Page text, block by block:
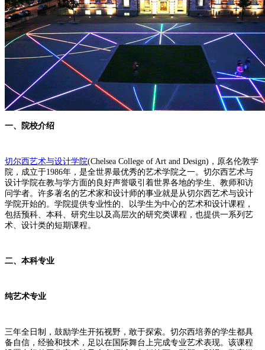
一、院校介绍
切尔西艺术与设计学院(Chelsea College of Art and Design)，原名伦敦学
院，成立于1986年，是全世界最优秀的艺术学院之一。切尔西艺术与
设计学院在教与学方面的良好声誉吸引着世界各地的学生、教师和访
问学者。许多著名的艺术家和设计师的事业就是从切尔西艺术与设计
学院开始的。学院提供专业性的、以学生为中心的艺术和设计课程，
包括预科、本科、研究生以及高层次的研究类课程，也提供一系列艺
术、设计类的短期课程。
二、本科专业
纯艺术专业
三年全日制，鼓励学生开拓视野，敢于探索。切尔西培养的学生都具
备自信，经验和技术，足以在国际舞台上完成专业艺术表现。该课程